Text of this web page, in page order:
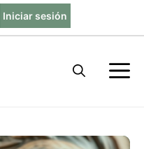
Iniciar sesión